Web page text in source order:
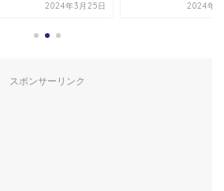
2024年3月5日 2024年3
スポンサーリンク